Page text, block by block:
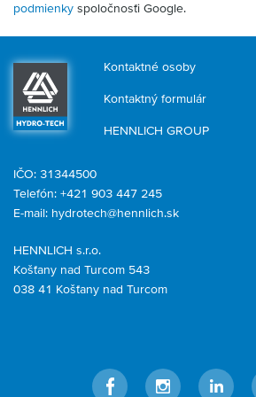
podmienky spoločnosťi Google.
Kontaktné osoby
Kontaktný formulár
HENNLICH GROUP
HENNLICH s.r.o.
Košťany nad Turcom 543
038 41 Košťany nad Turcom
IČO: 31344500
Telefón: +421 903 447 245
E-mail: hydrotech@hennlich.sk